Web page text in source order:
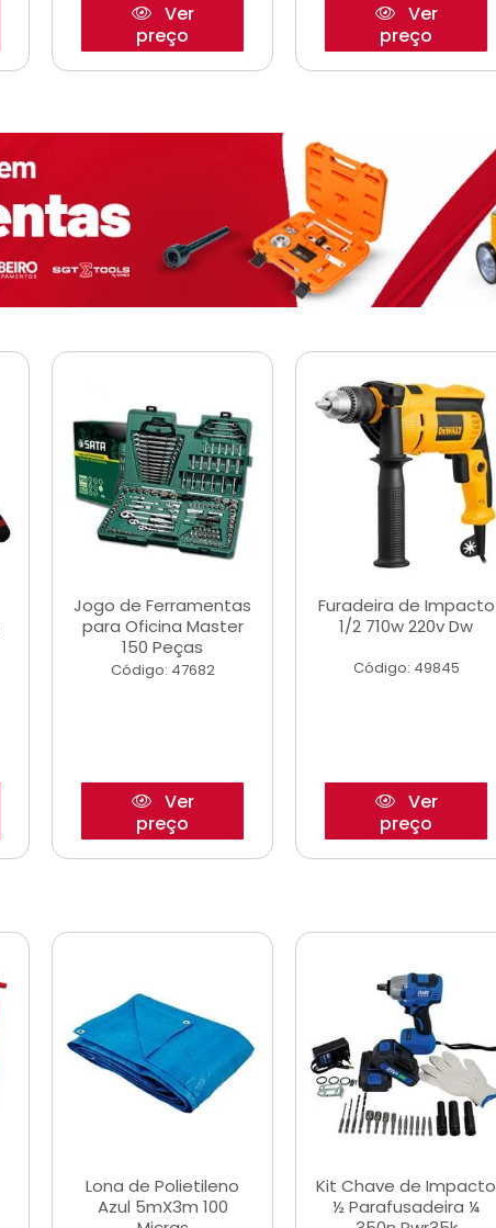
Ver
preço
Ver
preço
Jogo de Ferramentas
para Oficina Master
150 Peças
Código: 47682
Ver
preço
Furadeira de Impacto
1/2 710w 220v Dw
Código: 49845
Ver
preço
Lona de Polietileno
Azul 5mX3m 100
Kit Chave de Impacto
½ Parafusadeira ¼